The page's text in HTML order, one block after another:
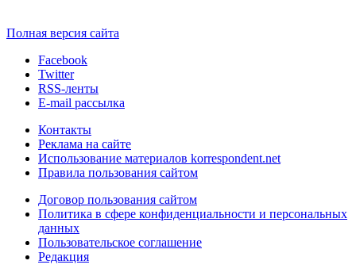
Полная версия сайта
Facebook
Twitter
RSS-ленты
E-mail рассылка
Контакты
Реклама на сайте
Использование материалов korrespondent.net
Правила пользования сайтом
Договор пользования сайтом
Политика в сфере конфиденциальности и персональных
данных
Пользовательское соглашение
Редакция